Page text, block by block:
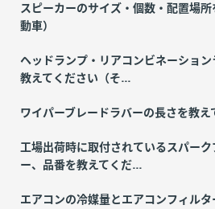
スピーカーのサイズ・個数・配置場
動車）
ヘッドランプ・リアコンビネーショ
教えてください（そ...
ワイパーブレードラバーの長さを教え
工場出荷時に取付されているスパー
ー、品番を教えてくだ...
エアコンの冷媒量とエアコンフィル